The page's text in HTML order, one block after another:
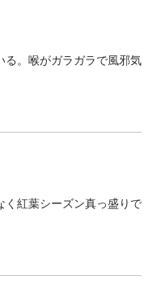
。喉がガラガラで風邪気
紅葉シーズン真っ盛りで